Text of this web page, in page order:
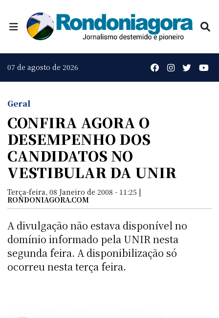
07 de agosto de 2026
Geral
CONFIRA AGORA O
DESEMPENHO DOS
CANDIDATOS NO
VESTIBULAR DA UNIR
Terça-feira, 08 Janeiro de 2008 - 11:25 |
RONDONIAGORA.COM
A divulgação não estava disponível no
domínio informado pela UNIR nesta
segunda feira. A disponibilização só
ocorreu nesta terça feira.